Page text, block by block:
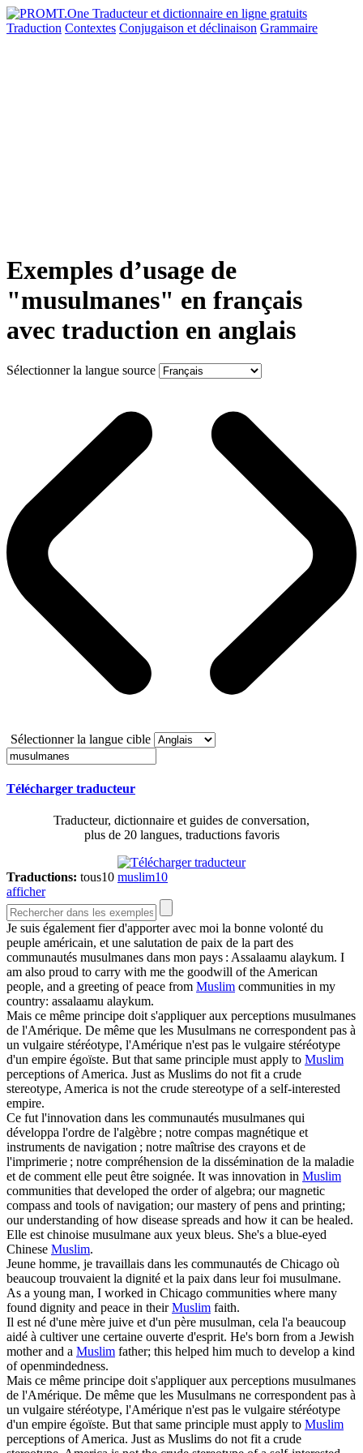
Traduction Contextes Conjugaison et déclinaison Grammaire
Exemples d’usage de
"musulmanes" en français
avec traduction en anglais
Sélectionner la langue source
Sélectionner la langue cible
Télécharger traducteur
Traducteur, dictionnaire et guides de conversation,
plus de 20 langues, traductions favoris
Traductions: tous10 muslim10
afficher
Je suis également fier d'apporter avec moi la bonne volonté du
peuple américain, et une salutation de paix de la part des
communautés musulmanes dans mon pays : Assalaamu alaykum. I
am also proud to carry with me the goodwill of the American
people, and a greeting of peace from Muslim communities in my
country: assalaamu alaykum.
Mais ce même principe doit s'appliquer aux perceptions musulmanes
de l'Amérique. De même que les Musulmans ne correspondent pas à
un vulgaire stéréotype, l'Amérique n'est pas le vulgaire stéréotype
d'un empire égoïste. But that same principle must apply to Muslim
perceptions of America. Just as Muslims do not fit a crude
stereotype, America is not the crude stereotype of a self-interested
empire.
Ce fut l'innovation dans les communautés musulmanes qui
développa l'ordre de l'algèbre ; notre compas magnétique et
instruments de navigation ; notre maîtrise des crayons et de
l'imprimerie ; notre compréhension de la dissémination de la maladie
et de comment elle peut être soignée. It was innovation in Muslim
communities that developed the order of algebra; our magnetic
compass and tools of navigation; our mastery of pens and printing;
our understanding of how disease spreads and how it can be healed.
Elle est chinoise musulmane aux yeux bleus. She's a blue-eyed
Chinese Muslim.
Jeune homme, je travaillais dans les communautés de Chicago où
beaucoup trouvaient la dignité et la paix dans leur foi musulmane.
As a young man, I worked in Chicago communities where many
found dignity and peace in theirMuslim faith.
Il est né d'une mère juive et d'un père musulman, cela l'a beaucoup
aidé à cultiver une certaine ouverte d'esprit. He's born from a Jewish
mother and a Muslim father; this helped him much to develop a kind
of openmindedness.
Mais ce même principe doit s'appliquer aux perceptions musulmanes
de l'Amérique. De même que les Musulmans ne correspondent pas à
un vulgaire stéréotype, l'Amérique n'est pas le vulgaire stéréotype
d'un empire égoïste. But that same principle must apply to Muslim
perceptions of America. Just as Muslims do not fit a crude